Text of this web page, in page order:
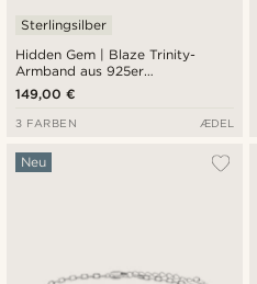
Hidden Gem | Blaze Trinity-
Armband aus 925er
Sterlingsilber
Sterlingsilber
149,00 €
3 FARBEN ÆDEL
Neu